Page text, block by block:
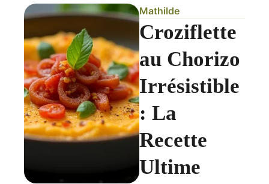
Mathilde
Croziflette
au Chorizo
Irrésistible
: La
Recette
Ultime